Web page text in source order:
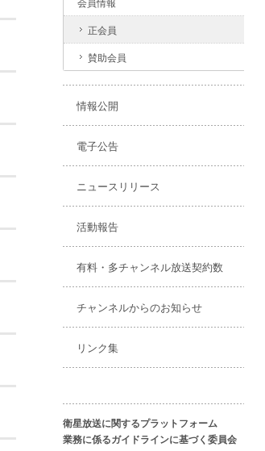
会員情報
正会員
賛助会員
情報公開
電子公告
ニュースリリース
活動報告
有料・多チャンネル放送契約数
チャンネルからのお知らせ
リンク集
衛星放送に関するプラットフォーム
業務に係るガイドラインに基づく委員会